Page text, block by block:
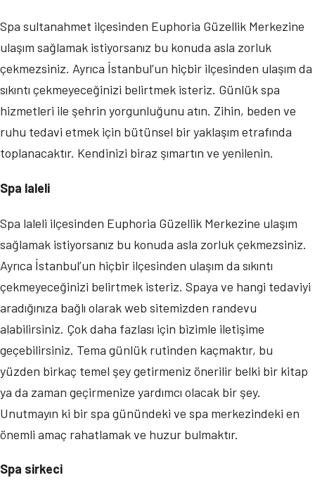
Spa sultanahmet ilçesinden Euphoria Güzellik Merkezine
ulaşım sağlamak istiyorsanız bu konuda asla zorluk
çekmezsiniz. Ayrıca İstanbul’un hiçbir ilçesinden ulaşım da
sıkıntı çekmeyeceğinizi belirtmek isteriz. Günlük spa
hizmetleri ile şehrin yorgunluğunu atın. Zihin, beden ve
ruhu tedavi etmek için bütünsel bir yaklaşım etrafında
toplanacaktır. Kendinizi biraz şımartın ve yenilenin.
Spa laleli
Spa laleli ilçesinden Euphoria Güzellik Merkezine ulaşım
sağlamak istiyorsanız bu konuda asla zorluk çekmezsiniz.
Ayrıca İstanbul’un hiçbir ilçesinden ulaşım da sıkıntı
çekmeyeceğinizi belirtmek isteriz. Spaya ve hangi tedaviyi
aradığınıza bağlı olarak web sitemizden randevu
alabilirsiniz. Çok daha fazlası için bizimle iletişime
geçebilirsiniz. Tema günlük rutinden kaçmaktır, bu
yüzden birkaç temel şey getirmeniz önerilir belki bir kitap
ya da zaman geçirmenize yardımcı olacak bir şey.
Unutmayın ki bir spa günündeki ve spa merkezindeki en
önemli amaç rahatlamak ve huzur bulmaktır.
Spa sirkeci